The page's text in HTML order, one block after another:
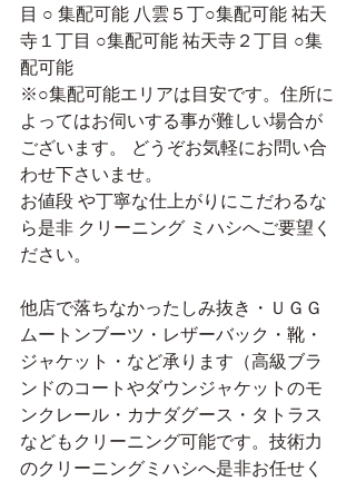
目 ○ 集配可能 八雲５丁○集配可能 祐天
寺１丁目 ○集配可能 祐天寺２丁目 ○集
配可能
※○集配可能エリアは目安です。住所に
よってはお伺いする事が難しい場合が
ございます。 どうぞお気軽にお問い合
わせ下さいませ。
お値段 や丁寧な仕上がりにこだわるな
ら是非 クリーニング ミハシへご要望く
ださい。
他店で落ちなかったしみ抜き・ＵＧＧ
ムートンブーツ・レザーバック・靴・
ジャケット・など承ります（高級ブラ
ンドのコートやダウンジャケットのモ
ンクレール・カナダグース・タトラス
などもクリーニング可能です。技術力
のクリーニングミハシへ是非お任せく